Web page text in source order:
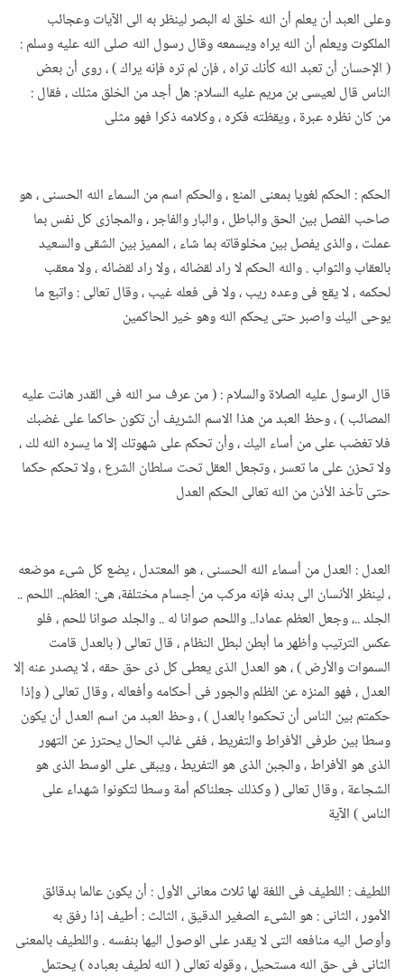
وعلى العبد أن يعلم أن الله خلق له البصر لينظر به الى الآيات وعجائب
الملكوت ويعلم أن الله يراه ويسمعه وقال رسول الله صلى الله عليه وسلم :
( الإحسان أن تعبد الله كأنك تراه ، فإن لم تره فإنه يراك ) ، روى أن بعض
الناس قال لعيسى بن مريم عليه السلام: هل أجد من الخلق مثلك ، فقال :
من كان نظره عبرة ، ويقظته فكره ، وكلامه ذكرا فهو مثلى
الحكم : الحكم لغويا بمعنى المنع ، والحكم اسم من السماء الله الحسنى ، هو
صاحب الفصل بين الحق والباطل ، والبار والفاجر ، والمجازى كل نفس بما
عملت ، والذى يفصل بين مخلوقاته بما شاء ، المميز بين الشقى والسعيد
بالعقاب والثواب . والله الحكم لا راد لقضائه ، ولا راد لقضائه ، ولا معقب
لحكمه ، لا يقع فى وعده ريب ، ولا فى فعله غيب ، وقال تعالى : واتبع ما
يوحى اليك واصبر حتى يحكم الله وهو خير الحاكمين
قال الرسول عليه الصلاة والسلام : ( من عرف سر الله فى القدر هانت عليه
المصائب ) ، وحظ العبد من هذا الاسم الشريف أن تكون حاكما على غضبك
فلا تغضب على من أساء اليك ، وأن تحكم على شهوتك إلا ما يسره الله لك ،
ولا تحزن على ما تعسر ، وتجعل العقل تحت سلطان الشرع ، ولا تحكم حكما
حتى تأخذ الأذن من الله تعالى الحكم العدل
العدل : العدل من أسماء الله الحسنى ، هو المعتدل ، يضع كل شىء موضعه
، لينظر الأنسان الى بدنه فإنه مركب من أجسام مختلفة، هى: العظم.. اللحم ..
الجلد ..، وجعل العظم عمادا.. واللحم صوانا له .. والجلد صوانا للحم ، فلو
عكس الترتيب وأظهر ما أبطن لبطل النظام ، قال تعالى ( بالعدل قامت
السموات والأرض ) ، هو العدل الذى يعطى كل ذى حق حقه ، لا يصدر عنه إلا
العدل ، فهو المنزه عن الظلم والجور فى أحكامه وأفعاله ، وقال تعالى ( وإذا
حكمتم بين الناس أن تحكموا بالعدل ) ، وحظ العبد من اسم العدل أن يكون
وسطا بين طرفى الأفراط والتفريط ، ففى غالب الحال يحترز عن التهور
الذى هو الأفراط ، والجبن الذى هو التفريط ، ويبقى على الوسط الذى هو
الشجاعة ، وقال تعالى ( وكذلك جعلناكم أمة وسطا لتكونوا شهداء على
الناس ) الآية
اللطيف : اللطيف فى اللغة لها ثلاث معانى الأول : أن يكون عالما بدقائق
الأمور ، الثانى : هو الشىء الصغير الدقيق ، الثالث : أطيف إذا رفق به
وأوصل اليه منافعه التى لا يقدر على الوصول اليها بنفسه . واللطيف بالمعنى
الثانى فى حق الله مستحيل ، وقوله تعالى ( الله لطيف بعباده ) يحتمل